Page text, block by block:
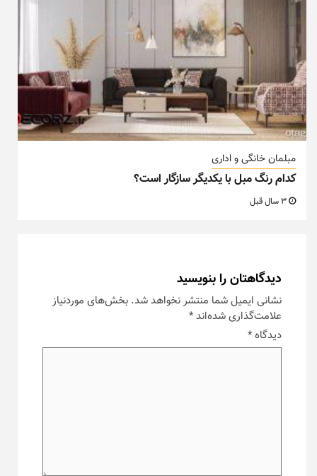
مبلمان خانگی و اداری
کدام رنگ مبل با یکدیگر سازگار است؟
دیدگاهتان را بنویسید
نشانی ایمیل شما منتشر نخواهد شد. بخش‌های موردنیاز
علامت‌گذاری شده‌اند*
دیدگاه*